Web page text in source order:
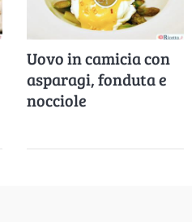
Uovo in camicia con
asparagi, fonduta e
nocciole